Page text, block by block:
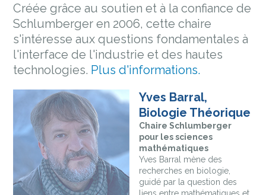
Créée grâce au soutien et à la confiance de
Schlumberger en 2006, cette chaire
s'intéresse aux questions fondamentales à
l'interface de l'industrie et des hautes
technologies. Plus d'informations.
Yves Barral,
Biologie Théorique
Chaire Schlumberger
pour les sciences
mathématiques
Yves Barral mène des
recherches en biologie,
guidé par la question des
liens entre mathématiques et